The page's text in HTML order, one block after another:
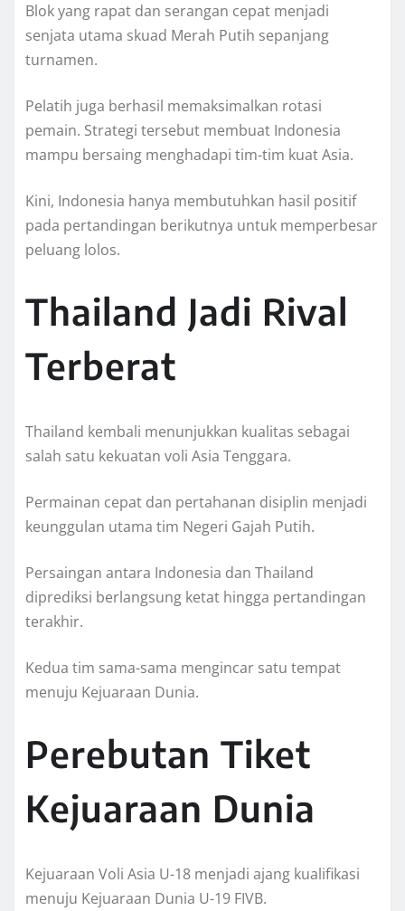
Blok yang rapat dan serangan cepat menjadi
senjata utama skuad Merah Putih sepanjang
turnamen.
Pelatih juga berhasil memaksimalkan rotasi
pemain. Strategi tersebut membuat Indonesia
mampu bersaing menghadapi tim-tim kuat Asia.
Kini, Indonesia hanya membutuhkan hasil positif
pada pertandingan berikutnya untuk memperbesar
peluang lolos.
Thailand Jadi Rival
Terberat
Thailand kembali menunjukkan kualitas sebagai
salah satu kekuatan voli Asia Tenggara.
Permainan cepat dan pertahanan disiplin menjadi
keunggulan utama tim Negeri Gajah Putih.
Persaingan antara Indonesia dan Thailand
diprediksi berlangsung ketat hingga pertandingan
terakhir.
Kedua tim sama-sama mengincar satu tempat
menuju Kejuaraan Dunia.
Perebutan Tiket
Kejuaraan Dunia
Kejuaraan Voli Asia U-18 menjadi ajang kualifikasi
menuju Kejuaraan Dunia U-19 FIVB.